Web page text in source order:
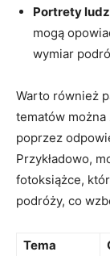
Portrety
mogą
wymiar
Warto‍ również
tematów
poprzez​
Przykładowo,
fotoksiążce,
podróży, co
Tema